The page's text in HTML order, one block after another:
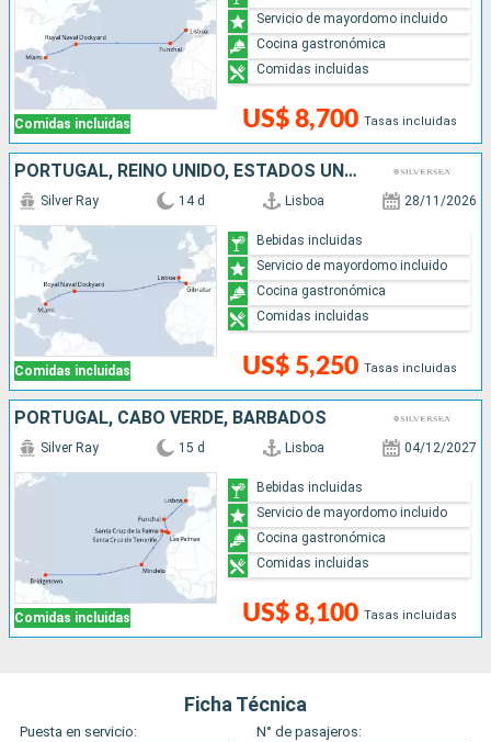
Comidas incluidas US$ 8,700 Tasas incluidas
Servicio de mayordomo incluido
Cocina gastronómica
Comidas incluidas
PORTUGAL, REINO UNIDO, ESTADOS UNIDOS
Comidas incluidas
Silver Ray 14 d Lisboa 28/11/2026
US$ 5,250 Tasas incluidas
Bebidas incluidas
Servicio de mayordomo incluido
Cocina gastronómica
Comidas incluidas
PORTUGAL, CABO VERDE, BARBADOS
Comidas incluidas
Silver Ray 15 d Lisboa 04/12/2027
US$ 8,100 Tasas incluidas
Bebidas incluidas
Servicio de mayordomo incluido
Cocina gastronómica
Comidas incluidas
Ficha Técnica
Puesta en servicio:
N° de pasajeros: